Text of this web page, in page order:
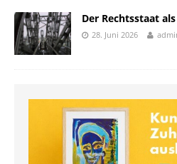
Der Rechtsstaat
28. Juni 2026